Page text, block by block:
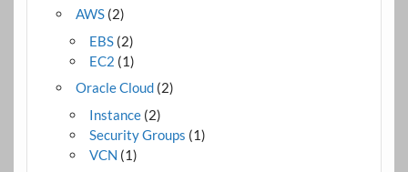
AWS(2)
EBS (2)
EC2 (1)
Oracle Cloud(2)
Instance (2)
Security Groups (1)
VCN (1)